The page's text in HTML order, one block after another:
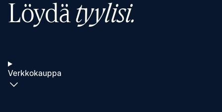
Löydätyylisi.
Verkkokauppa